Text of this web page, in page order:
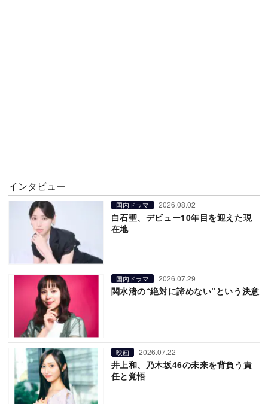
インタビュー
国内ドラマ 2026.08.02
白石聖、デビュー10年目を迎えた現
在地
国内ドラマ 2026.07.29
関水渚の“絶対に諦めない”という決意
映画 2026.07.22
井上和、乃木坂46の未来を背負う責
任と覚悟